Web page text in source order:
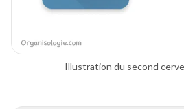
Illustration du second